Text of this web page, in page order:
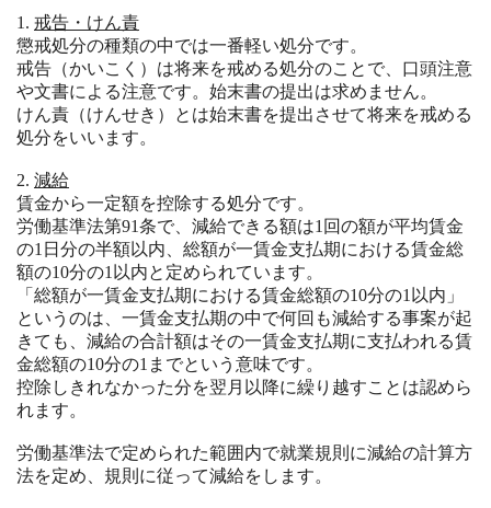
戒告・けん責
懲戒処分の種類の中では一番軽い処分です。
戒告（かいこく）は将来を戒める処分のことで、口頭注意
や文書による注意です。始末書の提出は求めません。
けん責（けんせき）とは始末書を提出させて将来を戒める
処分をいいます。
減給
賃金から一定額を控除する処分です。
労働基準法第91条で、減給できる額は1回の額が平均賃金
の1日分の半額以内、総額が一賃金支払期における賃金総
額の10分の1以内と定められています。
「総額が一賃金支払期における賃金総額の10分の1以内」
というのは、一賃金支払期の中で何回も減給する事案が起
きても、減給の合計額はその一賃金支払期に支払われる賃
金総額の10分の1までという意味です。
控除しきれなかった分を翌月以降に繰り越すことは認めら
れます。
労働基準法で定められた範囲内で就業規則に減給の計算方
法を定め、規則に従って減給をします。